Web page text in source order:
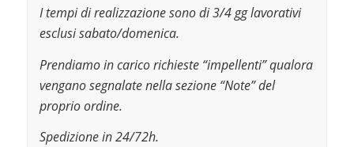
I tempi di realizzazione sono di 3/4 gg lavorativi
esclusi sabato/domenica.
Prendiamo in carico richieste “impellenti” qualora
vengano segnalate nella sezione “Note” del
proprio ordine.
Spedizione in 24/72h.